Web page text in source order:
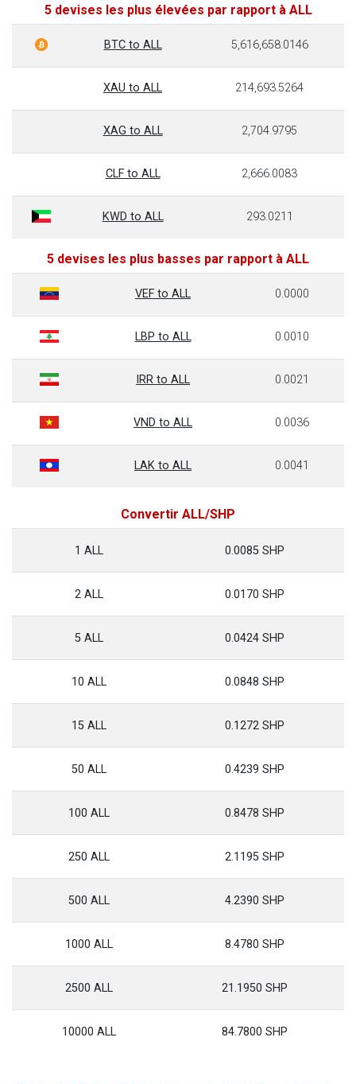
5 devises les plus élevées par rapport à ALL
BTC to ALL 5,616,658.0146
XAU to ALL 214,693.5264
XAG to ALL 2,704.9795
CLF to ALL 2,666.0083
KWD to ALL 293.0211
5 devises les plus basses par rapport à ALL
VEF to ALL 0.0000
LBP to ALL 0.0010
IRR to ALL 0.0021
VND to ALL 0.0036
LAK to ALL 0.0041
Convertir ALL/SHP
1 ALL 0.0085 SHP
2 ALL 0.0170 SHP
5 ALL 0.0424 SHP
10 ALL 0.0848 SHP
15 ALL 0.1272 SHP
50 ALL 0.4239 SHP
100 ALL 0.8478 SHP
250 ALL 2.1195 SHP
500 ALL 4.2390 SHP
1000 ALL 8.4780 SHP
2500 ALL 21.1950 SHP
10000 ALL 84.7800 SHP